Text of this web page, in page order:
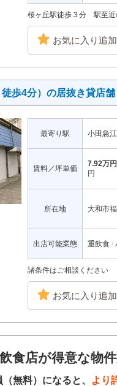
桜ヶ丘駅徒歩３分 駅至近
お気に入り追加
歩4分）の居抜き貸店舗
最寄り駅 小田急
賃料／坪単価
7.92万円
円
所在地 大和市
出店可能業態 重飲食
諸条件はご相談ください
お気に入り追加
飲食店が得意な物
無料）になると、 より